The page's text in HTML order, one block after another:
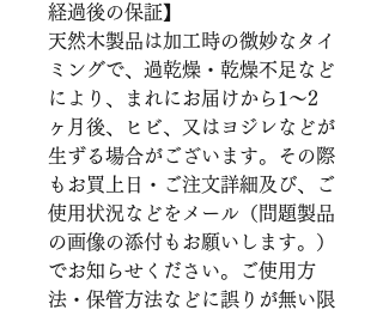
経過後の保証】
天然木製品は加工時の微妙なタイ
ミングで、過乾燥・乾燥不足など
により、まれにお届けから1～2
ヶ月後、ヒビ、又はヨジレなどが
生ずる場合がございます。その際
もお買上日・ご注文詳細及び、ご
使用状況などをメール（問題製品
の画像の添付もお願いします。）
でお知らせください。ご使用方
法・保管方法などに誤りが無い限